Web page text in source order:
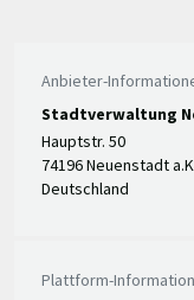
Anbieter-
Stadtverwaltung
Hauptstr. 50
74196 Neuenstadt
Deutschland
Plattform-